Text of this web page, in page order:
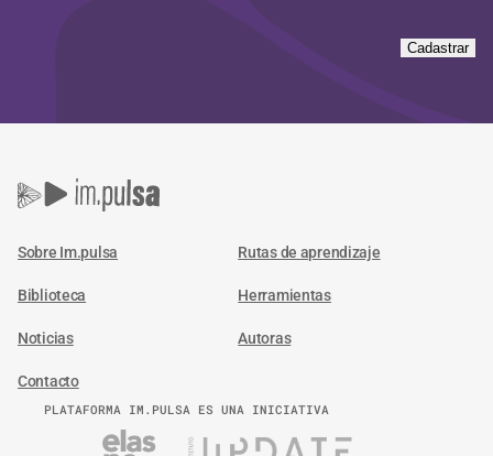
Cadastrar
Sobre Im.pulsa Rutas de aprendizaje
Biblioteca Herramientas
Noticias Autoras
Contacto
PLATAFORMA IM.PULSA ES UNA INICIATIVA